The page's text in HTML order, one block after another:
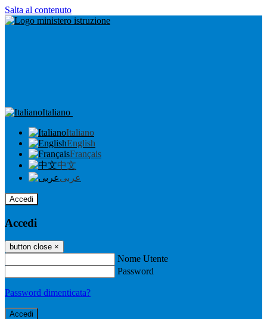
Salta al contenuto
Italiano
Italiano
English
Français
中文
عربى
Accedi
Accedi
button close ×
Nome Utente
Password
Password dimenticata?